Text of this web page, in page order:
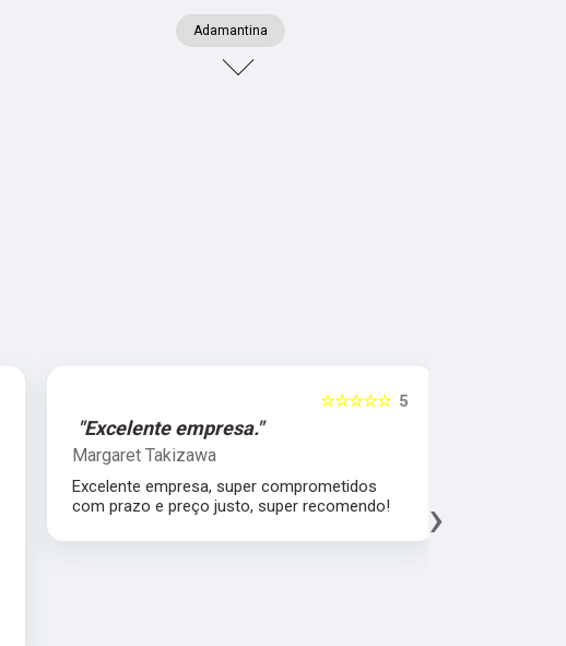
Adamantina
5
☆☆☆☆☆
"Excelente empresa."
Margaret Takizawa
Excelente empresa, super comprometidos
com prazo e preço justo, super recomendo!
›